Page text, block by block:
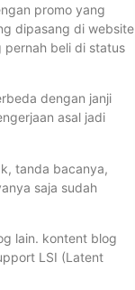
promo yang
dipasang di website
pernah beli di status
dengan janji
asal jadi
tanda bacanya,
saja sudah
lain. kontent blog
LSI (Latent